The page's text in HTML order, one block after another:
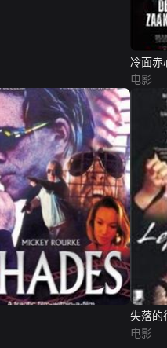
冷面赤
电影
失落的
电影